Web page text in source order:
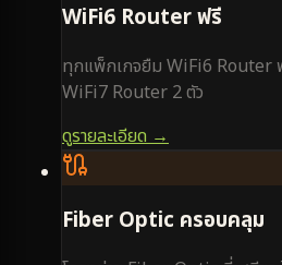
WiFi6 Router ฟรี
ทุกแพ็กเกจยืม WiFi6 Router
WiFi7 Router 2 ตัว
ดูรายละเอียด →
Fiber Optic ครอบคลุม